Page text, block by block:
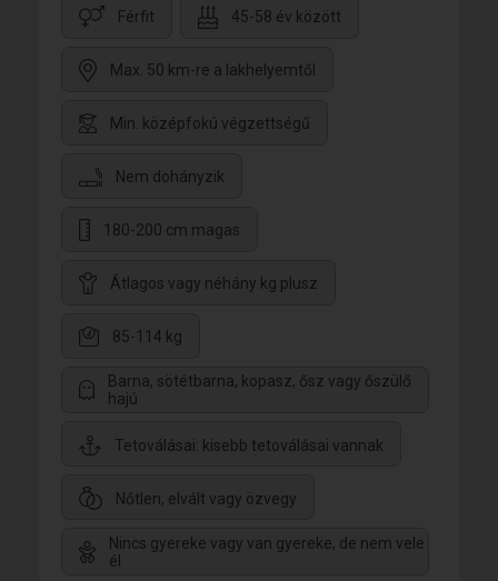
Férfit 45-58 év között
Max. 50 km-re a lakhelyemtől
Min. középfokú végzettségű
Nem dohányzik
180-200 cm magas
Átlagos vagy néhány kg plusz
85-114 kg
Barna, sötétbarna, kopasz, ősz vagy őszülő
hajú
Tetoválásai: kisebb tetoválásai vannak
Nőtlen, elvált vagy özvegy
Nincs gyereke vagy van gyereke, de nem vele
él